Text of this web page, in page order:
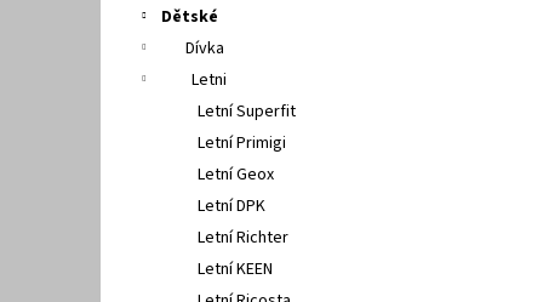
Dětské
Dívka
Letni
Letní Superfit
Letní Primigi
Letní Geox
Letní DPK
Letní Richter
Letní KEEN